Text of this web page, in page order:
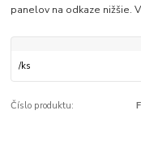
panelov na odkaze nižšie.
/ks
Číslo produktu: